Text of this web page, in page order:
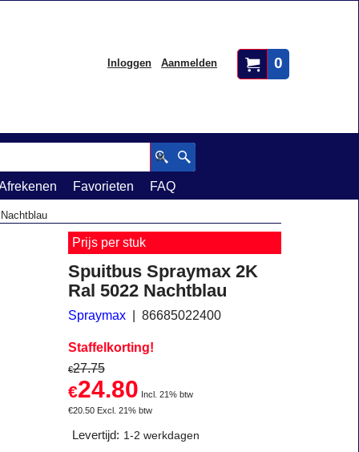
0
Inloggen Aanmelden
Favorieten
FAQ
Prijs per stuk
Spuitbus Spraymax 2K
Ral 5022 Nachtblau
Spraymax 86685022400
Staffelkorting!
€27.75
€24.80 Incl. 21% btw
€20.50 Excl. 21% btw
Levertijd: 1-2 werkdagen